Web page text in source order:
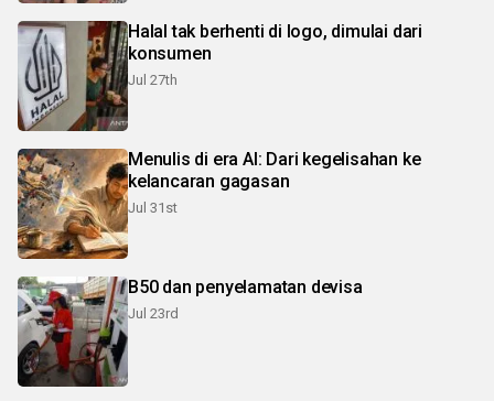
Halal tak berhenti di logo, dimulai dari
konsumen
Jul 27th
Menulis di era AI: Dari kegelisahan ke
kelancaran gagasan
Jul 31st
B50 dan penyelamatan devisa
Jul 23rd